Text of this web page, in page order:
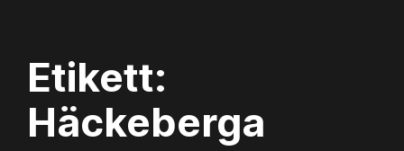
Etikett:
Häckeberga